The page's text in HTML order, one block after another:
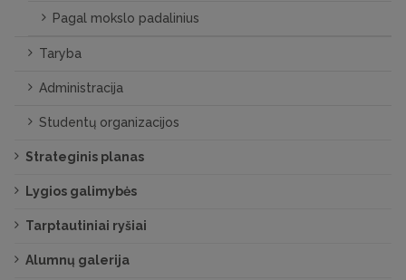
Pagal mokslo padalinius
Taryba
Administracija
Studentų organizacijos
Strateginis planas
Lygios galimybės
Tarptautiniai ryšiai
Alumnų galerija